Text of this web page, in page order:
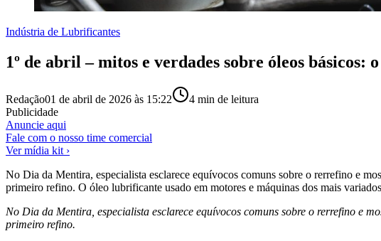
Indústria de Lubrificantes
1º de abril – mitos e verdades sobre óleos
Redação01 de abril de 2026 às 15:22 4 min de leitura
Publicidade
Anuncie aqui
Fale com o nosso time comercial
Ver mídia kit ›
No Dia da Mentira, especialista esclarece equívocos comuns sobre o rerrefino e
primeiro refino. O óleo lubrificante usado em motores e máquinas dos mais
No Dia da Mentira, especialista esclarece equívocos comuns sobre o rerrefino e
primeiro refino.